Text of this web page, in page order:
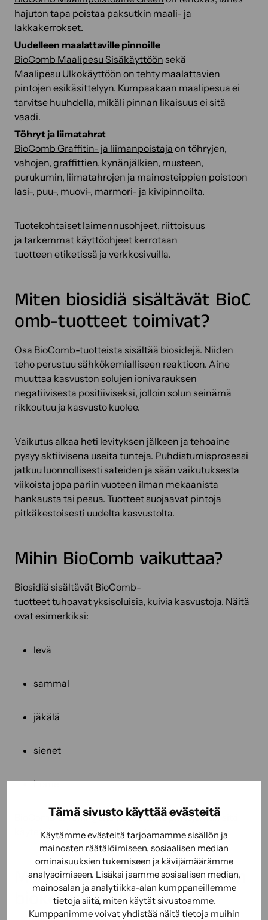
Tämä sivusto käyttää evästeitä
Käytämme evästeitä tarjoamamme sisällön ja
mainosten räätälöimiseen, sosiaalisen median
ominaisuuksien tukemiseen ja kävijämäärämme
analysoimiseen. Lisäksi jaamme sosiaalisen median,
mainosalan ja analytiikka-alan kumppaneillemme
tietoja siitä, miten käytät sivustoamme.
Kumppanimme voivat yhdistää näitä tietoja muihin
hajuton tapa poistaa paksutkin maali- ja
lakkakerrokset.
Uudelleen maalattaville pinnoille
BioComb Maalipesu Sisäkäyttöön sekä
Maalipesu Ulkokäyttöön on tehty maalattavien
pintojen esikäsittelyyn. Kumpaakaan maalipesua ei
tarvitse huuhdella, mikäli pinnan likaisuus ei sitä
vaadi.
Töhryt ja liimatahrat
BioComb Graffitin- ja liimanpoistaja on töhryjen,
vahojen, graffittien, kynänjälkien, musteen,
purukumin, liimatahrojen ja mainosteippien poistoon
lasi-, puu-, muovi-, marmori- ja kivipinnoilta.
Tuotekohtaiset laimennusohjeet, riittoisuus
ja tarkemmat käyttöohjeet kerrotaan
tuotteen etiketissä ja verkkosivuilla.
Miten biosidiä sisältävät BioC
omb-tuotteet toimivat?
Osa BioComb-tuotteista sisältää biosidejä. Niiden
teho perustuu sähkökemialliseen reaktioon. Aine
muuttaa kasvuston solujen ionivarauksen
negatiivisesta positiiviseksi, jolloin solun seinämä
rikkoutuu ja kasvusto kuolee.
Vaikutus alkaa heti levityksen jälkeen ja tehoaine
pysyy aktiivisena useita tunteja. Puhdistumisprosessi
jatkuu luonnollisesti sateiden ja sään vaikutuksesta
viikoista jopa pariin vuoteen ilman mekaanista
hankausta tai pesua. Tuotteet suojaavat pintoja
pitkäkestoisesti uudelta kasvustolta.
Mihin BioComb vaikuttaa?
Biosidiä sisältävät BioComb-
tuotteet tuhoavat yksisoluisia, kuivia kasvustoja. Näitä
ovat esimerkiksi:
levä
sammal
jäkälä
sienet
home
BioComb ei vahingoita käsiteltäviä pintoja, kun sitä
käytetään ohjeiden mukaisesti.
Millainen sää on paras katon
biokomppaukseen?